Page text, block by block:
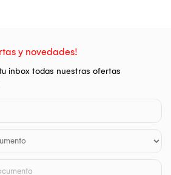
y novedades!
inbox todas nuestras ofertas